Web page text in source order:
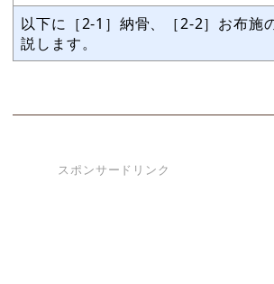
以下に［2-1］納骨、［2-2］お布施
説します。
スポンサードリンク